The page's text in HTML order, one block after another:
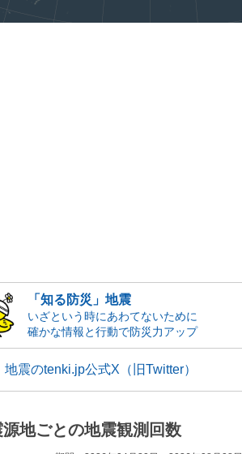
「知る防災」地震
いざという時にあわてないために
確かな情報と行動で防災力アップ
地震のtenki.jp公式X（旧Twitter）
源地ごとの地震観測回数